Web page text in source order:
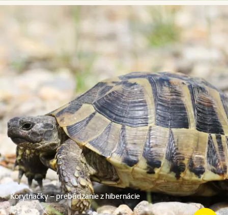
Korytnačky – prebúdzanie z hibernácie